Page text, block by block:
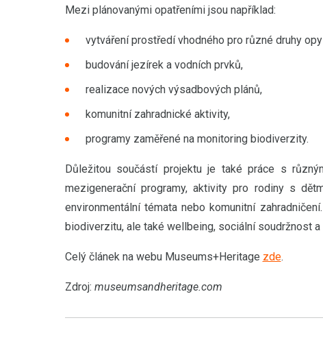
Mezi plánovanými opatřeními jsou například:
vytváření prostředí vhodného pro různé druhy
budování jezírek a vodních prvků,
realizace nových výsadbových plánů,
komunitní zahradnické aktivity,
programy zaměřené na monitoring biodiverzity.
Důležitou součástí projektu je také práce s
mezigenerační programy, aktivity pro rodiny s
environmentální témata nebo komunitní
biodiverzitu, ale také wellbeing, sociální soudržnost
Celý článek na webu Museums+Heritage zde.
Zdroj: museumsandheritage.com